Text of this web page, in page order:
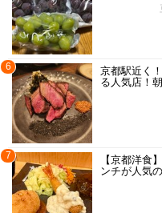
6
京都駅近く
る人気店！
7
【京都洋食
ンチが人気